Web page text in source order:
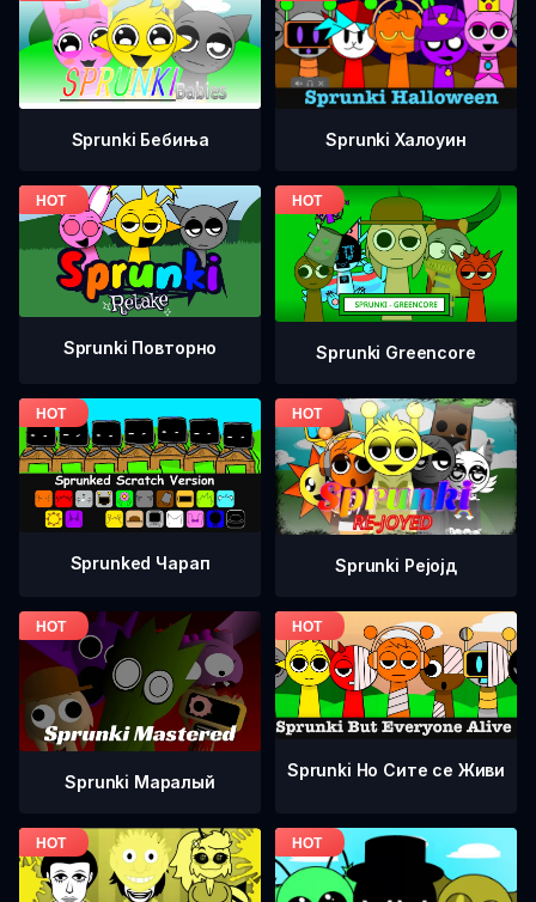
Sprunki Бебиња Sprunki Халоуин
Sprunki Повторно Sprunki Greencore
Sprunked Чарап Sprunki Рејојд
Sprunki Маралый
Sprunki Но Сите се Живи